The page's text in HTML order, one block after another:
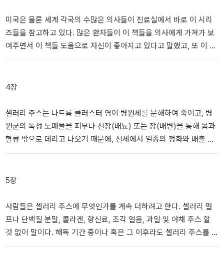
마트 선반에서 그토록 오랫동안 자신의 때가 도래하기를, 그래서 자
신이 해야 할 그 일을 할 수 있기를 끈질기게 기다려온 기적이 있다.
그 기적의 이름이 셀러리다. 기적이 행해지는 것은 간단하다. 당신 눈
위협할 수도 있다. 그래서 어떤 이익 집단이 이런 움직임을 미리 차단
하려는 목적으로 셀러리 주스 연구를 지원할 가능성도 있다. 즉 셀러
리 주스의 문제점을 찾는 연구가 있을 수도 있다. 오늘날의 산업계는
는 뜻이다. 셀러리 주스는 결코 알약으로 바뀌지 않는다. 병에 담겨 사
셀러리 주스의 나트륨 클러스터 염은 우리 혈류와 장기들을 돌아다니
면서 독성 물질을 중화한다. 독성 중금속은 셀러리 주스의 나트륨 클
러스터 염은 해로운 박테리아와 바이러스와도 싸운다.
셀러리 주스에는 특유의 식물성 호르몬이 들어 있는데, 이 호르몬은
내분비계의 모든 분비선(췌장, 시상하부, 뇌하수체, 송과선, 갑상선,
부신 등)에 영양을 공급하고 보충한다. 이것이 셀러리 주스가 우리 몸
미국은 물론 세계 각국의 수많은 의사들이 진료실에서 바로 이 시리
즈들을 참고하고 있다. 많은 환자들이 이 책들을 의사에게 가져가 보
여주면서 이 책들 도움으로 자신이 좋아지고 있다고 말했고, 또 이 책
들에 나오는 정보를 진료에 참조하고 포함해 달라고 요청해 왔다. 나
원인불명의 만성질환을 앓고 있는 환자들을 도울 고급 의료 정보를
이 장에서는 모두 합쳐 100여 개의 증상과 질환을 다루고 그 배후의
진짜 원인을 들여다볼 것이다. ‘원인불명cause unknown’이니 ‘특발
더라도 그것은 절대 당신 몸이 스스로를 공격한 결과가 아니다. 당신
의 몸은 오히려 병원체들을 열심히 물리치는 중이다. 물론 자가면역
질환의 증상은 매우 심각하다. 진짜 증상이고 진짜 질환이며, 사람들
4장
셀러리 주스는 나트륨 클러스터 염이 병원체를 분해하여 죽이고, 병
원균의 독성 노폐물을 피부나 신장(배뇨) 또는 장(배변)을 통해 몸과
혈류 밖으로 데리고 나오기 때문에, 신체에서 일종의 정화와 배출 과
정이 동시에 이뤄진다. 민감하거나 체내 독소가 많은 사람들이거나,
병, 다낭성난소증후군, 만성피로증후군, 류마티스 관절염 및 따끔거
바이러스를 지닌 사람들, 혹은 소장 내 세균 과잉 증식, 축농증, 요로
감염증, 맥립종, 귀 감염, 인후염과 같은 증상을 유발하는 연쇄상 구균
보균자의 경우에 특히 이런 반응이 잘 나타난다.
5장
사람들은 셀러리 주스에 무엇인가를 계속 더하려고 한다. 셀러리 펄
프나 단백질 분말, 콜라겐, 향신료, 조각 얼음, 과일 및 야채 주스 할
것 없이 말이다. 해독 기간 중이나 혹은 그 이후라도 셀러리 주스를 당
신의 일상으로 맞이한다면, 셀러리?사과 주스, 셀러리?케일 주스, 셀